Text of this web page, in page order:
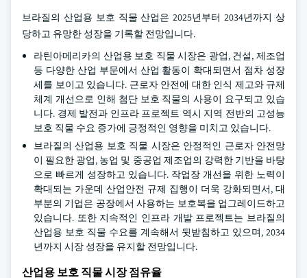
브라질의 산업용 보호 직물 산업은 2025년부터 2034년까지 상
당하고 유망한 성장을 기록할 전망입니다.
라틴아메리카의 산업용 보호 직물 시장은 광업, 건설, 제조업
등 다양한 산업 부문에서 산업 활동이 확대되면서 점차 성장
세를 보이고 있습니다. 근로자 안전에 대한 인식 제고와 규제
체계 개선으로 인해 첨단 보호 직물의 사용이 요구되고 있습
니다. 경제 발전과 인프라 프로젝트 역시 지역 전반의 고성능
보호 직물 수요 증가에 긍정적인 영향을 미치고 있습니다.
브라질의 산업용 보호 직물 시장은 안정적인 근로자 안전망
이 필요한 광업, 농업 및 중공업 제조업의 강력한 기반을 바탕
으로 빠르게 성장하고 있습니다. 작업장 개선을 위한 노력이
확대되는 가운데 산업안전 규제 집행이 더욱 강화되면서, 대
부분의 기업은 공장에서 사용하는 보호복을 업그레이드하고
있습니다. 또한 지속적인 인프라 개발 프로젝트는 브라질의
산업용 보호 직물 수요를 계속해서 뒷받침하고 있으며, 2034
년까지 시장 성장을 유지할 전망입니다.
산업용 보호 직물 시장 점유율